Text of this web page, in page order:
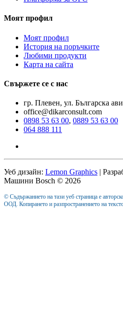
Моят профил
Моят профил
История на поръчките
Любими продукти
Карта на сайта
Свържете се с нас
гр. Плевен, ул. Българска
office@dikarconsult.com
0898 53 63 00, 0889 53 63 00
064 888 111
Уеб дизайн: Lemon Graphics |
Машини Bosch © 2026
© Съдържанието на тази уеб страница е
ООД. Копирането и разпространението на